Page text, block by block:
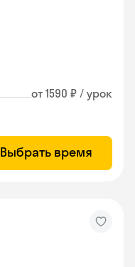
от 1590 ₽ / урок
Выбрать время